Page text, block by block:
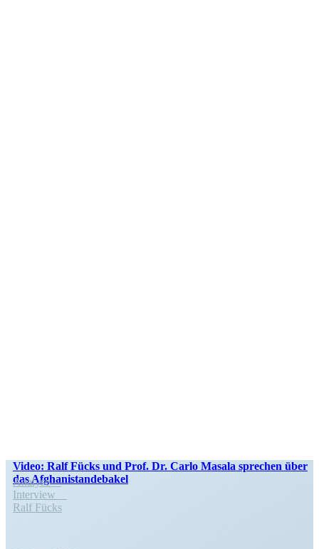
Video: Ralf Fücks und Prof. Dr. Carlo Masala sprechen über
das Afghanistandebakel
Analyse
Interview
Ralf Fücks